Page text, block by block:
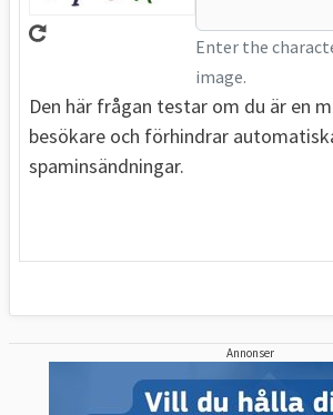
Enter the
image.
Den här frågan testar om du är en
besökare och förhindrar
spaminsändningar.
Annonser